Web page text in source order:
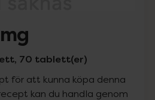
70 tablett(er)
för att kunna köpa denna
kan du handla genom